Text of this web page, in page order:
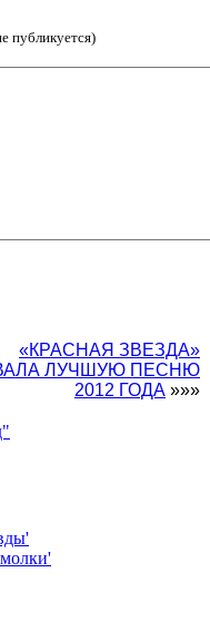
публикуется)
«КРАСНАЯ ЗВЕЗДА»
ЛУЧШУЮ ПЕСНЮ
2012 ГОДА »»»